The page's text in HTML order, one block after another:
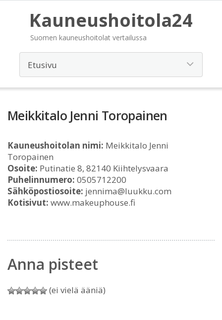
Kauneushoitola24
Suomen kauneushoitolat vertailussa
Meikkitalo Jenni Toropainen
Kauneushoitolan nimi: Meikkitalo Jenni
Toropainen
Osoite: Putinatie 8, 82140 Kiihtelysvaara
Puhelinnumero: 0505712200
Sähköpostiosoite: jennima@luukku.com
Kotisivut: www.makeuphouse.fi
Anna pisteet
(ei vielä ääniä)